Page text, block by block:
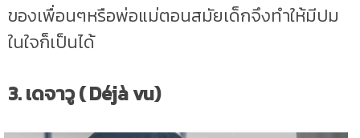
ของเพื่อนๆหรือพ่อแม่ตอนสมัยเด็กจึงทำให้มีปม
ในใจก็เป็นได้
3. เดจาวู ( Déjà vu)